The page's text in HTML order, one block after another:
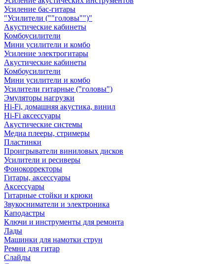
Усиление бас-гитары
"Усилители (""головы"")"
Акустические кабинеты
Комбоусилители
Мини усилители и комбо
Усиление электрогитары
Акустические кабинеты
Комбоусилители
Мини усилители и комбо
Усилители гитарные ("головы")
Эмуляторы нагрузки
Hi-Fi, домашняя акустика, винил
Hi-Fi аксессуары
Акустические системы
Медиа плееры, стримеры
Пластинки
Проигрыватели виниловых дисков
Усилители и ресиверы
Фонокорректоры
Гитары, аксессуары
Аксессуары
Гитарные стойки и крюки
Звукосниматели и электроника
Каподастры
Ключи и инструменты для ремонта
Лады
Машинки для намотки струн
Ремни для гитар
Слайды